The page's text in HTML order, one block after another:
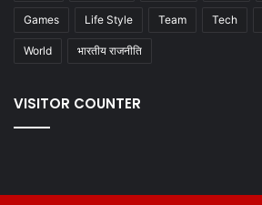
Games Life Style Team Tech
World भारतीय राजनीति
VISITOR COUNTER